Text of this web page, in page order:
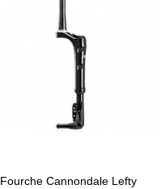
Fourche Cannondale Lefty